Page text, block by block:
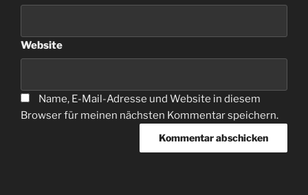
Website
Name, E-Mail-Adresse und Website in diesem
Browser für meinen nächsten Kommentar speichern.